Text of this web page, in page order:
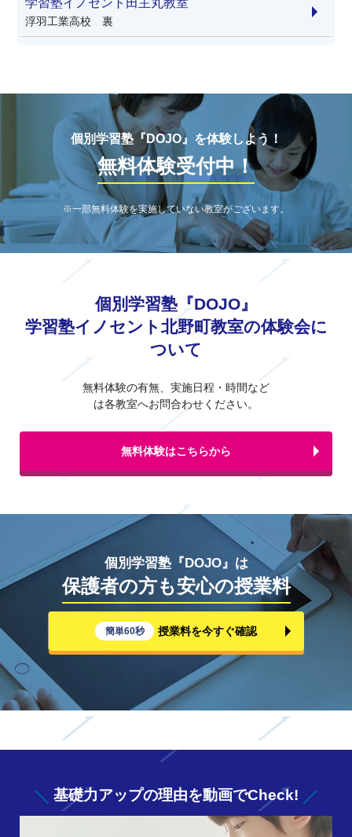
学習塾イノセント田主丸教室
浮羽工業高校 裏
個別学習塾『DOJO』を体験しよう！
無料体験受付中！
※一部無料体験を実施していない教室がございます。
個別学習塾『DOJO』
学習塾イノセント北野町教室の体験会に
ついて
無料体験の有無、実施日程・時間など
は各教室へお問合わせください。
無料体験はこちらから
個別学習塾『DOJO』は
保護者の方も安心の授業料
簡単60秒 授業料を今すぐ確認
基礎力アップの理由を動画でCheck!